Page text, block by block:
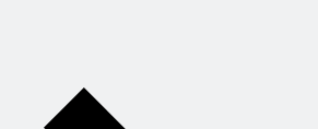
Отвечаю по порядку.
толстый край, хорошо и ровно
мраморностью (мелкими